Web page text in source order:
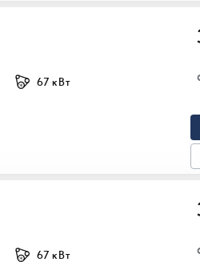
67 кВт
67 кВт